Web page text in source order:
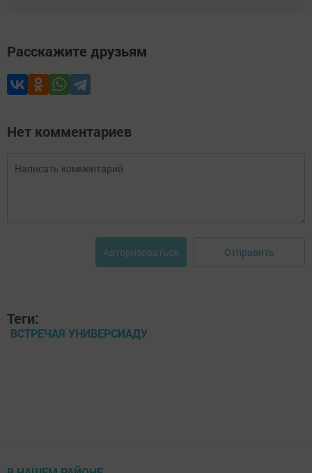
Расскажите друзьям
Нет комментариев
Авторизоваться Отправить
Теги:
ВСТРЕЧАЯ УНИВЕРСИАДУ